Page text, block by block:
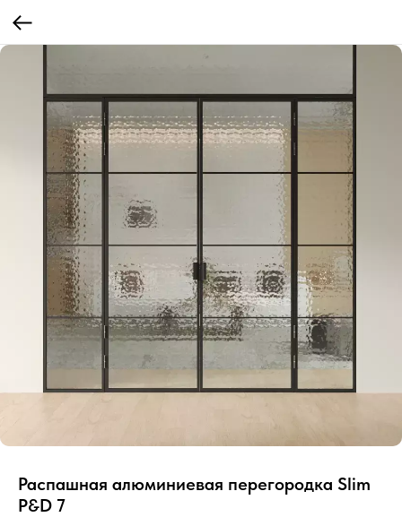
Распашная алюминиевая перегородка Slim
P&D 7